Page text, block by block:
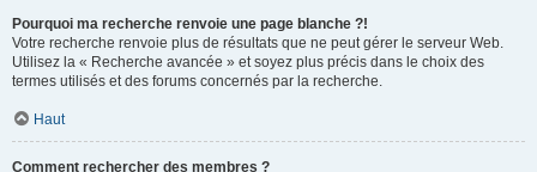
Pourquoi ma recherche renvoie une page blanche ?!
Votre recherche renvoie plus de résultats que ne peut gérer le serveur Web.
Utilisez la « Recherche avancée » et soyez plus précis dans le choix des
termes utilisés et des forums concernés par la recherche.
Haut
Comment rechercher des membres ?